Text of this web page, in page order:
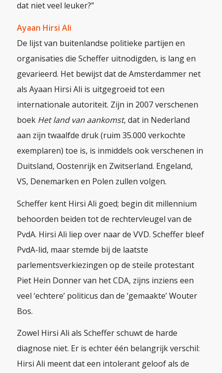
dat niet veel leuker?”
Ayaan Hirsi Ali
De lijst van buitenlandse politieke partijen en
organisaties die Scheffer uitnodigden, is lang en
gevarieerd. Het bewijst dat de Amsterdammer net
als Ayaan Hirsi Ali is uitgegroeid tot een
internationale autoriteit. Zijn in 2007 verschenen
boek Het land van aankomst, dat in Nederland
aan zijn twaalfde druk (ruim 35.000 verkochte
exemplaren) toe is, is inmiddels ook verschenen in
Duitsland, Oostenrijk en Zwitserland. Engeland,
VS, Denemarken en Polen zullen volgen.
Scheffer kent Hirsi Ali goed; begin dit millennium
behoorden beiden tot de rechtervleugel van de
PvdA. Hirsi Ali liep over naar de VVD. Scheffer bleef
PvdA-lid, maar stemde bij de laatste
parlementsverkiezingen op de steile protestant
Piet Hein Donner van het CDA, zijns inziens een
veel ‘echtere’ politicus dan de ‘gemaakte’ Wouter
Bos.
Zowel Hirsi Ali als Scheffer schuwt de harde
diagnose niet. Er is echter één belangrijk verschil:
Hirsi Ali meent dat een intolerant geloof als de